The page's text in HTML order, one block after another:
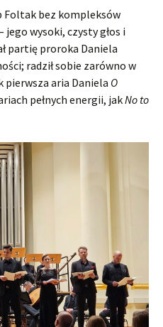
bez kompleksów
jego wysoki, czysty głos i
partię proroka Daniela
radził sobie zarówno w
aria Daniela O
pełnych energii, jakNo to